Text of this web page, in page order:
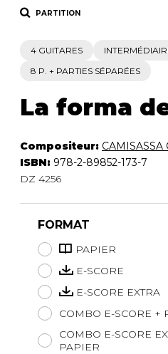
PARTITION
4 GUITARES
8 P. + PARTIES SÉPARÉES
La forma
Compositeur: CAMISASSA
ISBN: 978-2-89852-173-7
DZ 4256
FORMAT
PAPIER
E-SCORE
E-SCORE EXTRA
COMBO E-SCORE +
COMBO E-SCORE
PAPIER